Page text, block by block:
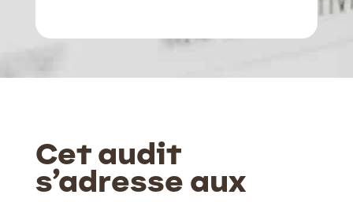
Cet audit
s’adresse aux